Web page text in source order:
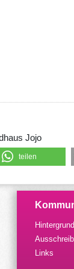
Jojo
teilen
Hintergrund
Links